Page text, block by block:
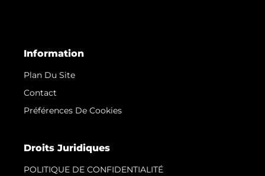
Information
Plan Du Site
Contact
Préférences De Cookies
Droits Juridiques
POLITIQUE DE CONFIDENTIALITÉ